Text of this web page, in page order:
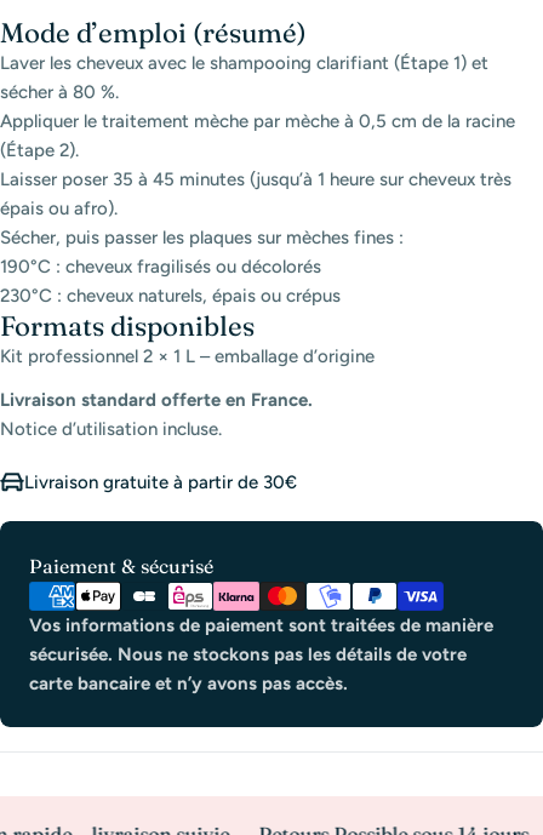
Mode d’emploi (résumé)
Laver les cheveux avec le shampooing clarifiant (Étape 1) et
sécher à 80 %.
Appliquer le traitement mèche par mèche à 0,5 cm de la racine
(Étape 2).
Laisser poser 35 à 45 minutes (jusqu’à 1 heure sur cheveux très
épais ou afro).
Sécher, puis passer les plaques sur mèches fines :
190°C : cheveux fragilisés ou décolorés
230°C : cheveux naturels, épais ou crépus
Formats disponibles
Kit professionnel 2 × 1 L – emballage d’origine
Livraison standard offerte en France.
Notice d’utilisation incluse.
Livraison gratuite à partir de 30€
Paiement & sécurisé
Modes
paiement
Vos informations de paiement sont traitées de manière
sécurisée. Nous ne stockons pas les détails de votre
carte bancaire et n’y avons pas accès.